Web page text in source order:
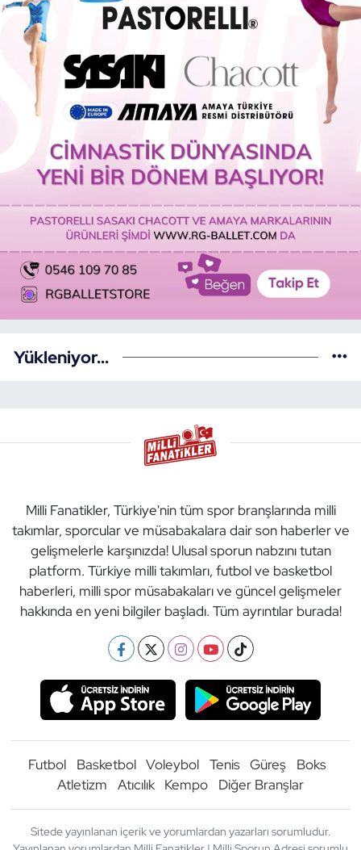
Yükleniyor...
Milli Fanatikler, Türkiye'nin tüm spor branşlarında milli
takımlar, sporcular ve müsabakalara dair son haberler ve
gelişmelerle karşınızda! Ulusal sporun nabzını tutan
platform. Türkiye milli takımları, futbol ve basketbol
haberleri, milli spor müsabakaları ve güncel gelişmeler
hakkında en yeni bilgiler başladı. Tüm ayrıntılar burada!
Futbol Basketbol Voleybol Tenis Güreş
Boks
Atletizm
Atıcılık Kempo Diğer Branşlar
Sitede yayınlanan içerik ve yorumlardan yazarları sorumludur.